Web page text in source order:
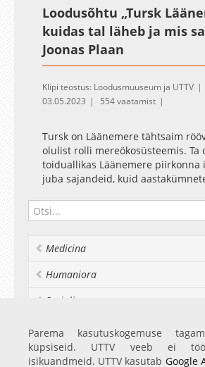
Loodusõhtu „Tursk
kuidas tal läheb ja mis
Joonas Plaan
Klipi teostus: Loodusmuuseum ja UTTV
03.05.2023
554 vaatamist
Tursk on Läänemere tähtsaim
olulist rolli mereökosüsteemis. Ta
toiduallikas Läänemere piirkonna
juba sajandeid, kuid
räägib Joonas Plaan tursa
Läänemeres, toetudes
jätkusuutliku kalanduse ekspert,
rahvusvahelises
To Ignore, mis tegeleb
ja säästliku kalanduse
Medicina
Humaniora
Socialia
Realia et naturalia
Ülikoolist veel
Parema kasutuskogemuse
küpsiseid. UTTV veeb ei
isikuandmeid. UTTV kasutab Google